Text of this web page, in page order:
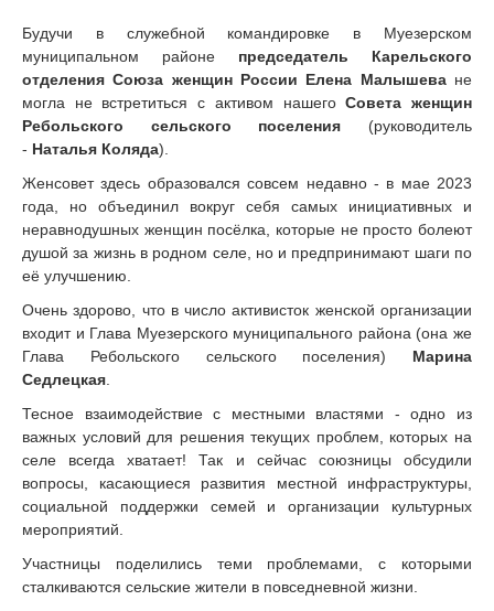
Будучи в служебной командировке в Муезерском
муниципальном районе председатель Карельского
отделения Союза женщин России Елена Малышеване
могла не встретиться с активом нашегоСовета женщин
Ребольского сельского поселения (руководитель
- Наталья Коляда).
Женсовет здесь образовался совсем недавно - в мае 2023
года, но объединил вокруг себя самых инициативных и
неравнодушных женщин посёлка, которые не просто болеют
душой за жизнь в родном селе, но и предпринимают шаги по
её улучшению.
Очень здорово, что в число активисток женской организации
входит и Глава Муезерского муниципального района (она же
Глава Ребольского сельского поселения) Марина
Седлецкая.
Тесное взаимодействие с местными властями - одно из
важных условий для решения текущих проблем, которых на
селе всегда хватает! Так и сейчас союзницы обсудили
вопросы, касающиеся развития местной инфраструктуры,
социальной поддержки семей и организации культурных
мероприятий.
Участницы поделились теми проблемами, с которыми
сталкиваются сельские жители в повседневной жизни.